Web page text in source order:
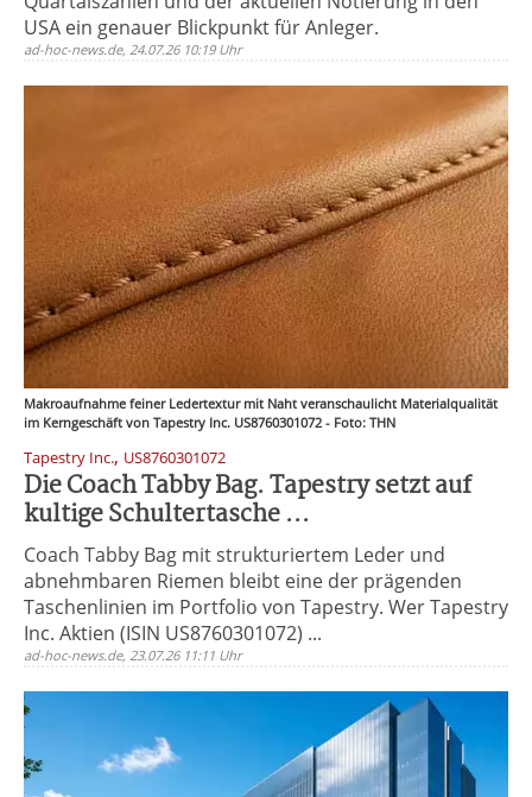
USA ein genauer Blickpunkt für Anleger.
ad-hoc-news.de, 24.07.26 10:19 Uhr
Makroaufnahme feiner Ledertextur mit Naht veranschaulicht Materialqualität
im Kerngeschäft von Tapestry Inc. US8760301072 - Foto: THN
Tapestry Inc., US8760301072
Die Coach Tabby Bag. Tapestry setzt auf
kultige Schultertasche ...
Coach Tabby Bag mit strukturiertem Leder und
abnehmbaren Riemen bleibt eine der prägenden
Taschenlinien im Portfolio von Tapestry. Wer Tapestry
Inc. Aktien (ISIN US8760301072) ...
ad-hoc-news.de, 23.07.26 11:11 Uhr